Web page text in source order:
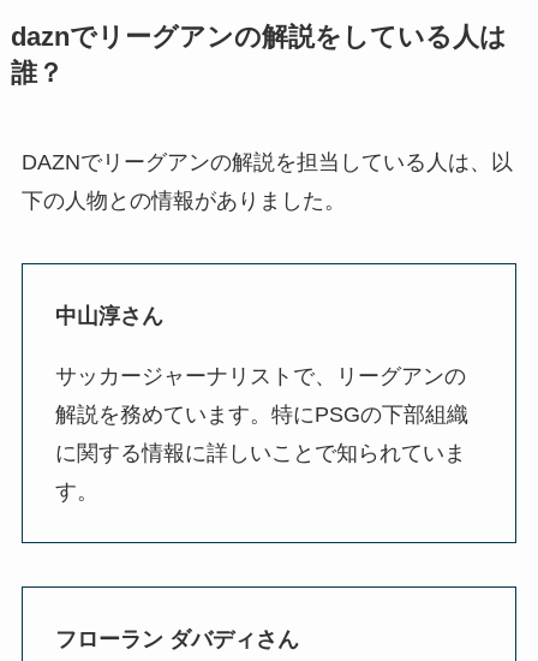
daznでリーグアンの解説をしている人は
誰？
DAZNでリーグアンの解説を担当している人は、以
下の人物との情報がありました。
中山淳さん
サッカージャーナリストで、リーグアンの
解説を務めています。特にPSGの下部組織
に関する情報に詳しいことで知られていま
す。
フローラン ダバディさん